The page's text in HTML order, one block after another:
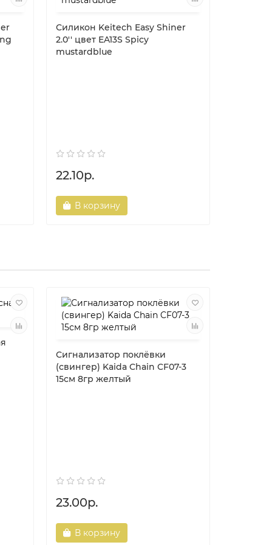
Силикон Keitech Easy Shiner
2.0'' цвет EA13S Spicy
mustardblue
22.10р.
В корзину
Сигнализатор поклёвки
(свингер) Kaida Chain CF07-3
15см 8гр желтый
23.00р.
В корзину